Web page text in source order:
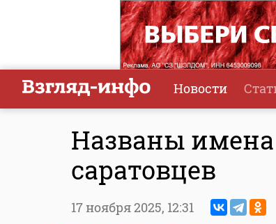
Новости
Названы
саратовцев
17 ноября 2025, 12:31